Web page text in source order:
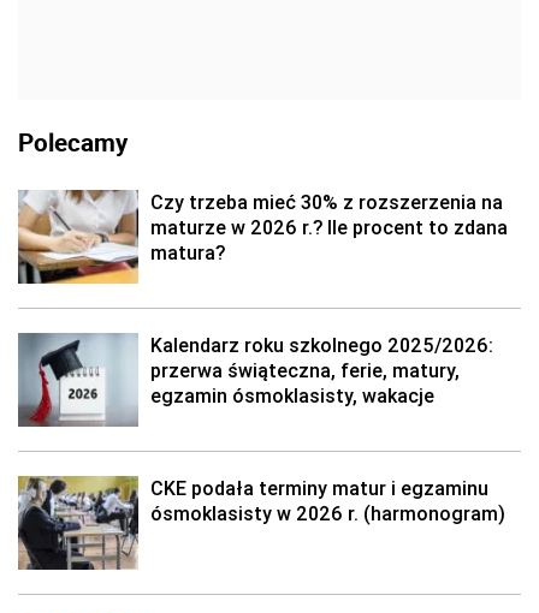
Polecamy
Czy trzeba mieć 30% z rozszerzenia na
maturze w 2026 r.? Ile procent to zdana
matura?
Kalendarz roku szkolnego 2025/2026:
przerwa świąteczna, ferie, matury,
egzamin ósmoklasisty, wakacje
CKE podała terminy matur i egzaminu
ósmoklasisty w 2026 r. (harmonogram)